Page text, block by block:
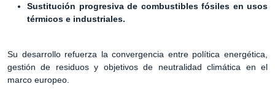
Sustitución progresiva de combustibles fósiles en usos
térmicos e industriales.
Su desarrollo refuerza la convergencia entre política energética,
gestión de residuos y objetivos de neutralidad climática en el
marco europeo.